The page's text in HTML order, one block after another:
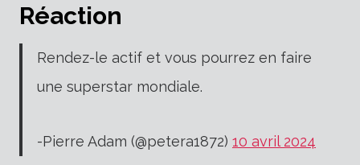
Réaction
Rendez-le actif et vous pourrez en faire
une superstar mondiale.
-Pierre Adam (@petera1872) 10 avril 2024